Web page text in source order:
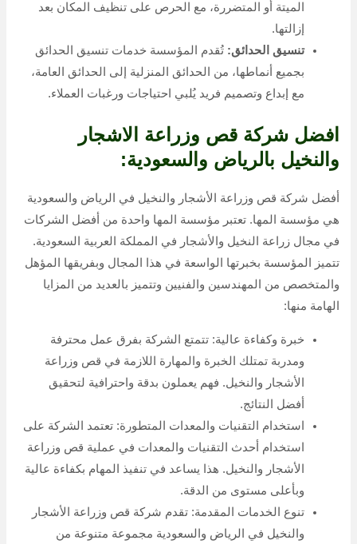
الميتة أو المتضررة، مع الحرص على تنظيف المكان بعد
إزالتها.
تنسيق الحدائق: تُقدم المؤسسة خدمات تنسيق الحدائق
بجميع أنماطها، من الحدائق المنزلية إلى الحدائق العامة،
مع إبداع وتصميم فريد يُلبي احتياجات ورغبات العملاء.
افضل شركة قص وزراعة الاشجار
والنخيل بالرياض والسعودية:
أفضل شركة قص وزراعة الأشجار والنخيل في الرياض والسعودية
هي مؤسسة المها. تعتبر مؤسسة المها واحدة من أفضل الشركات
في مجال زراعة النخيل والأشجار في المملكة العربية السعودية.
تتميز المؤسسة بخبرتها الواسعة في هذا المجال وبفريقها المؤهل
والمتخصص من المهندسين والفنيين وتتميز بالعديد من المزايا
الهامة منها:
خبرة وكفاءة عالية: تتمتع الشركة بفرق عمل محترفة
ومدربة تمتلك الخبرة والمهارة اللازمة في قص وزراعة
الأشجار والنخيل. فهم يعملون بدقة واحترافية لتحقيق
أفضل النتائج.
استخدام التقنيات والمعدات المتطورة: تعتمد الشركة على
استخدام أحدث التقنيات والمعدات في عملية قص وزراعة
الأشجار والنخيل. هذا يساعد في تنفيذ المهام بكفاءة عالية
وبأعلى مستوى من الدقة.
تنوع الخدمات المقدمة: تقدم شركة قص وزراعة الأشجار
والنخيل في الرياض والسعودية مجموعة متنوعة من